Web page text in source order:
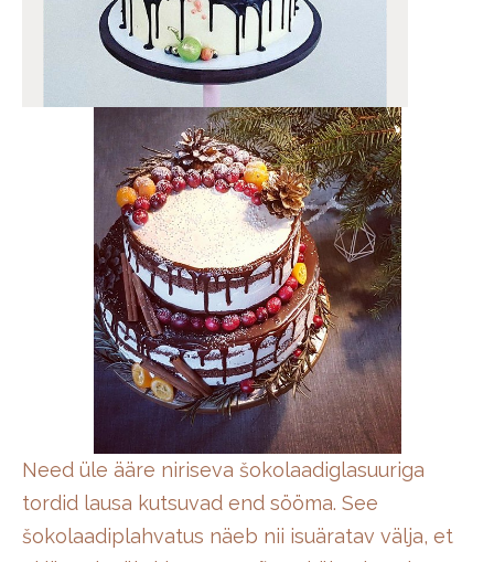
Need üle ääre niriseva šokolaadiglasuuriga
tordid lausa kutsuvad end sööma. See
šokolaadiplahvatus näeb nii isuäratav välja, et